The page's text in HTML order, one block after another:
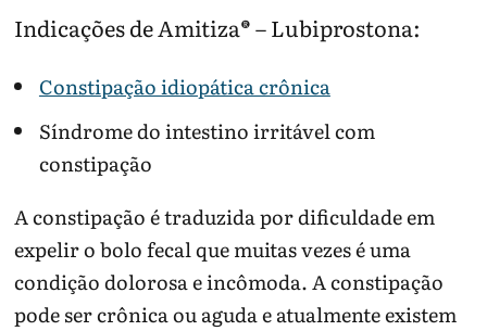
Indicações de Amitiza® – Lubiprostona:
Constipação idiopática crônica
Síndrome do intestino irritável com
constipação
A constipação é traduzida por dificuldade em
expelir o bolo fecal que muitas vezes é uma
condição dolorosa e incômoda. A constipação
pode ser crônica ou aguda e atualmente existem